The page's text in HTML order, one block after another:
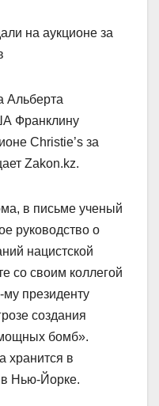
Альберта
Франклину
Christie’s за
Zakon.kz.
в письме ученый
руководство о
нацистской
со своим коллегой
президенту
создания
бомб».
хранится в
в Нью-Йорке.